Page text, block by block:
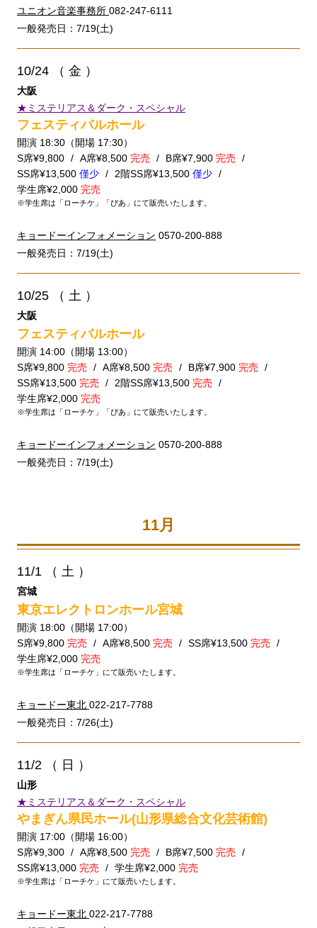
ユニオン音楽事務所 082-247-6111
一般発売日：7/19(土)
10/24 （ 金 ）
大阪
★ミステリアス＆ダーク・スペシャル
フェスティバルホール
開演 18:30（開場 17:30）
S席¥9,800
A席¥8,500 完売 B席¥7,900 完売
SS席¥13,500 僅少 2階SS席¥13,500 僅少
学生席¥2,000 完売
※学生席は「ローチケ」「ぴあ」にて販売いたします。
キョードーインフォメーション 0570-200-888
一般発売日：7/19(土)
10/25 （ 土 ）
大阪
フェスティバルホール
開演 14:00（開場 13:00）
S席¥9,800 完売 A席¥8,500 完売 B席¥7,900 完売
SS席¥13,500 完売 2階SS席¥13,500 完売
学生席¥2,000 完売
※学生席は「ローチケ」「ぴあ」にて販売いたします。
キョードーインフォメーション 0570-200-888
一般発売日：7/19(土)
11月
11/1 （ 土 ）
宮城
東京エレクトロンホール宮城
開演 18:00（開場 17:00）
S席¥9,800 完売 A席¥8,500 完売 SS席¥13,500 完売
学生席¥2,000 完売
※学生席は「ローチケ」にて販売いたします。
キョードー東北 022-217-7788
一般発売日：7/26(土)
11/2 （ 日 ）
山形
★ミステリアス＆ダーク・スペシャル
やまぎん県民ホール(山形県総合文化芸術館)
開演 17:00（開場 16:00）
S席¥9,300
A席¥8,500 完売 B席¥7,500 完売
SS席¥13,000 完売 学生席¥2,000 完売
※学生席は「ローチケ」にて販売いたします。
キョードー東北 022-217-7788